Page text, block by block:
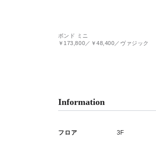
ボンド ミニ
￥173,800／￥48,400／ヴァジック
Information
フロア 3F